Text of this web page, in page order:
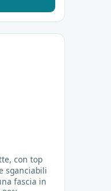
con top
sganciabili
fascia in